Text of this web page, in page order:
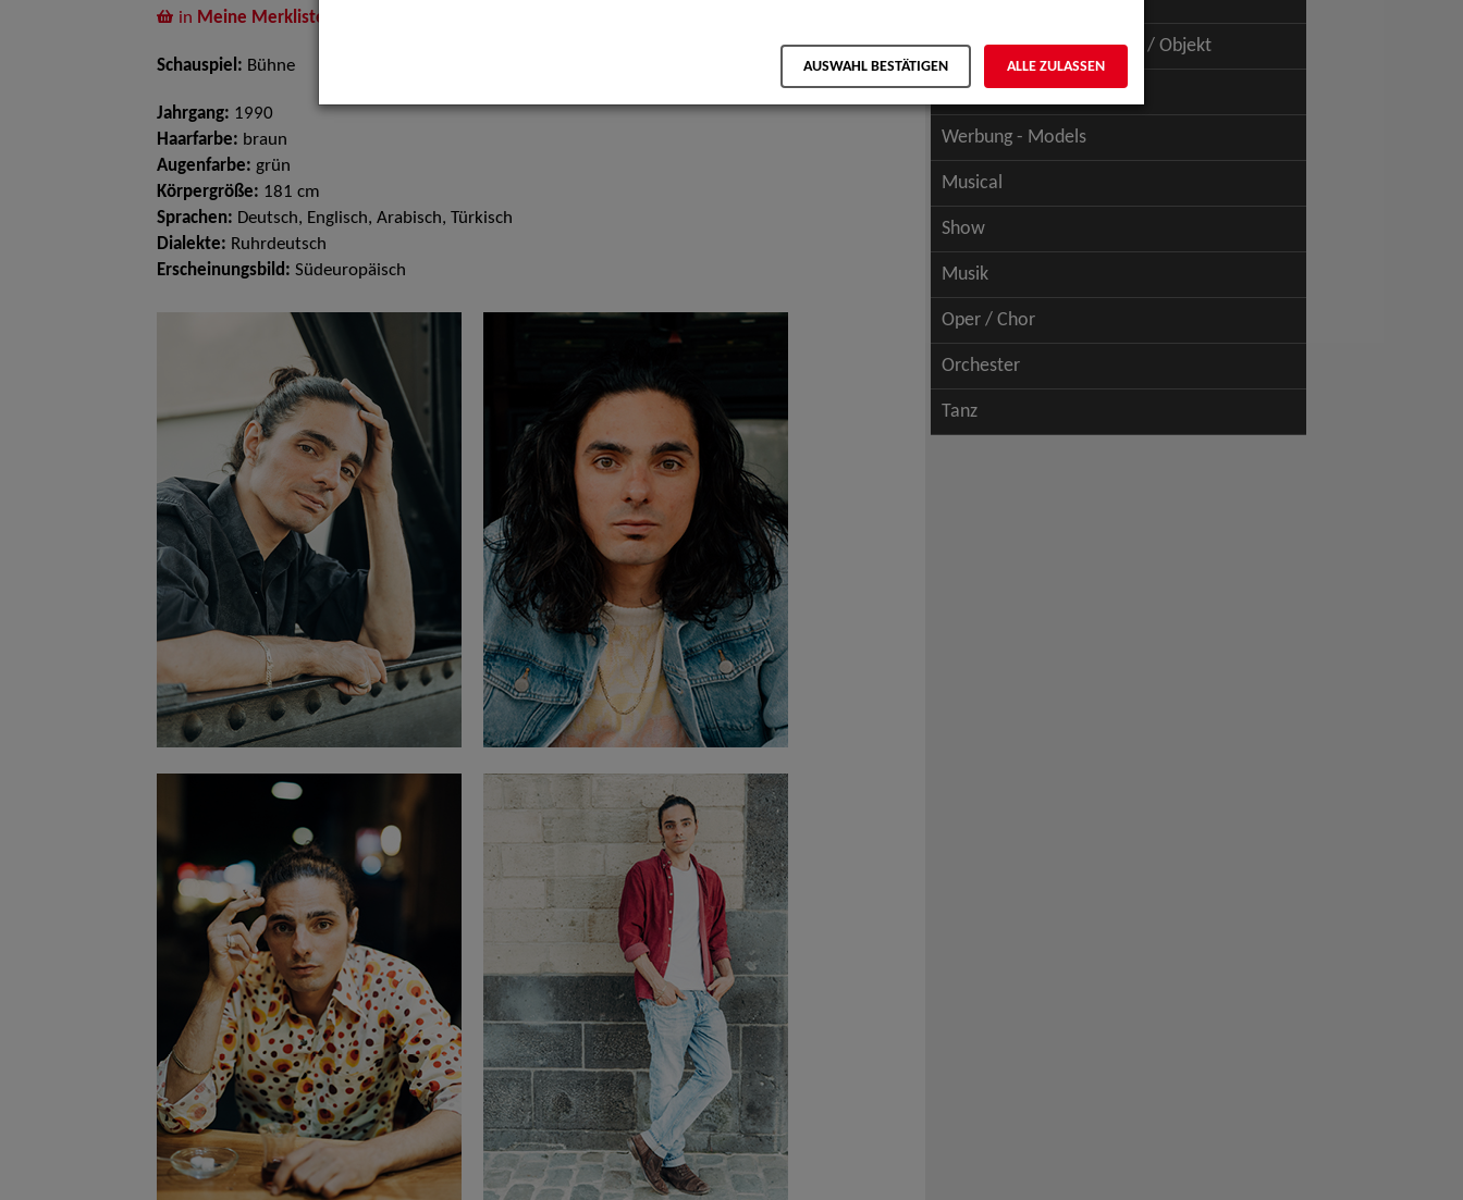
in Meine Merkliste
Schauspiel: Bühne
Jahrgang: 1990
Haarfarbe: braun
Augenfarbe: grün
Körpergröße: 181 cm
Sprachen: Deutsch, Englisch, Arabisch, Türkisch
Dialekte: Ruhrdeutsch
Erscheinungsbild: Südeuropäisch
Schauspiel - Figur / Puppe / Objekt
Werbung - Talents
Werbung - Models
Musical
Show
Musik
Oper / Chor
Orchester
Tanz
AUSWAHL BESTÄTIGEN ALLE ZULASSEN